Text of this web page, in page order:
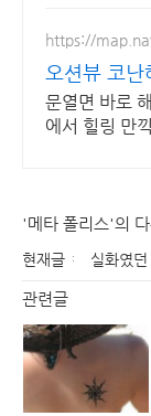
https://
오션뷰 코난
2인~10인
문열면 바로
에서 힐링 만
'메타 폴리스'의
현재글 실화였
관련글